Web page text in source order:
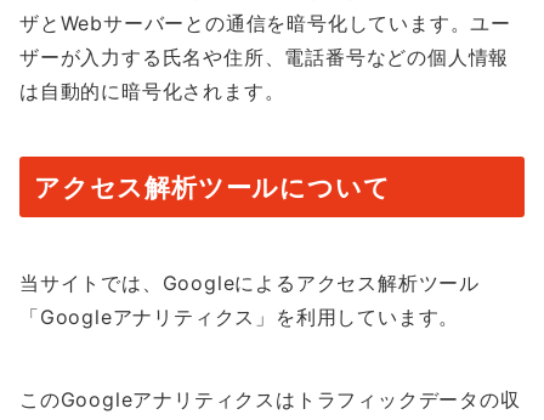
ザとWebサーバーとの通信を暗号化しています。ユー
ザーが入力する氏名や住所、電話番号などの個人情報
は自動的に暗号化されます。
アクセス解析ツールについて
当サイトでは、Googleによるアクセス解析ツール
「Googleアナリティクス」を利用しています。
このGoogleアナリティクスはトラフィックデータの収